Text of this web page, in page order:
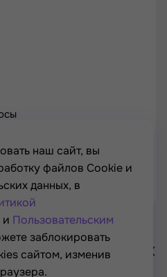
Минпросвещения России
фонд культуры, 2021—
наш сайт, вы
файлов Cookie и
данных, в
и Пользовательским
заблокировать
сайтом, изменив